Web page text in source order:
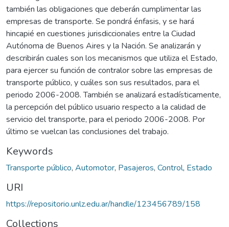
también las obligaciones que deberán cumplimentar las
empresas de transporte. Se pondrá énfasis, y se hará
hincapié en cuestiones jurisdiccionales entre la Ciudad
Autónoma de Buenos Aires y la Nación. Se analizarán y
describirán cuales son los mecanismos que utiliza el Estado,
para ejercer su función de contralor sobre las empresas de
transporte público, y cuáles son sus resultados, para el
periodo 2006-2008. También se analizará estadísticamente,
la percepción del público usuario respecto a la calidad de
servicio del transporte, para el periodo 2006-2008. Por
último se vuelcan las conclusiones del trabajo.
Keywords
Transporte público, Automotor, Pasajeros, Control, Estado
URI
https://repositorio.unlz.edu.ar/handle/123456789/158
Collections